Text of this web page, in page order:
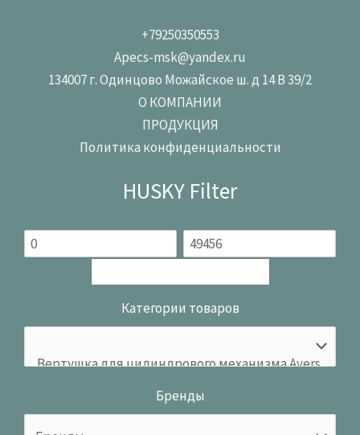
+79250350553
Apecs-msk@yandex.ru
134007 г. Одинцово Можайское ш. д 14 В 39/2
О КОМПАНИИ
ПРОДУКЦИЯ
Политика конфиденциальности
HUSKY Filter
Категории товаров
Бренды